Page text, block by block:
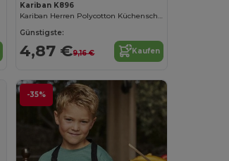
Kariban K896
Kariban Herren Polycotton Küchenschürze mit Taschen
Günstigste:
4,87 €9,16 € Kaufen
-35%